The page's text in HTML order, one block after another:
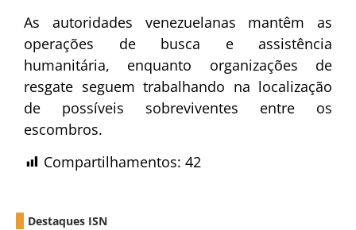
As autoridades venezuelanas mantêm as
operações de busca e assistência
humanitária, enquanto organizações de
resgate seguem trabalhando na localização
de possíveis sobreviventes entre os
escombros.
Compartilhamentos: 42
Destaques ISN